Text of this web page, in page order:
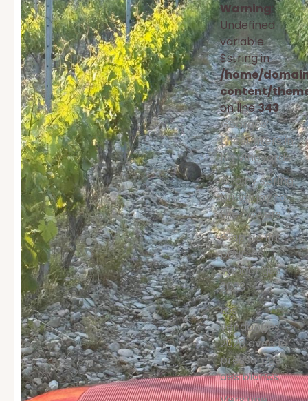
Warning
Undefined
variable
$string in
/home/
content/
on line343
Georges’
Encounters in
his Vineyards
A rainy spring
brings joy to
the flowers
Clap de fin
pour les
Vendanges
2023
Les
vendanges
2023 avec le
pressurage
des blancs